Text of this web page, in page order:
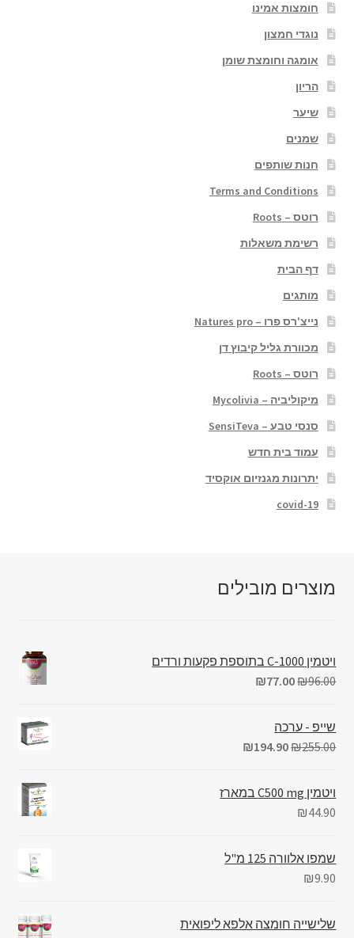
חומצות אמינו
נוגדי חמצון
אומגה וחומצת שומן
הריון
שיער
שמנים
חנות שותפים
Terms and Conditions
רוטס – Roots
רשימת משאלות
דף הבית
מותגים
נייצ'רס פרו – Natures pro
מכוורת גליל קיבוץ דן
רוטס – Roots
מיקוליביה – Mycolivia
סנסי טבע – SensiTeva
עמוד בית חדש
יתרונות מגנזיום אוקסיד
covid-19
מוצרים מובילים
ויטמין C-1000 בתוספת פקעות ורדים
₪96.00
₪77.00
שייפ - ערכה
₪255.00
₪194.90
ויטמין C500 mg במארז
₪44.90
שמפו אלוורה 125 מ"ל
₪9.90
שלישייה חומצה אלפא ליפואית